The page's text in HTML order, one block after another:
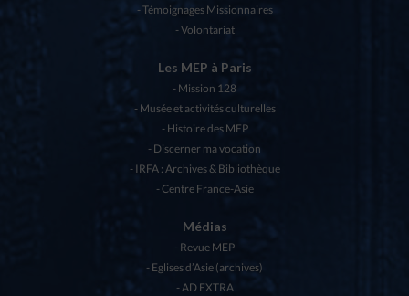
Témoignages Missionnaires
Volontariat
Les MEP à Paris
Mission 128
Musée et activités culturelles
Histoire des MEP
Discerner ma vocation
IRFA : Archives & Bibliothèque
Centre France-Asie
Médias
Revue MEP
Eglises d’Asie (archives)
AD EXTRA